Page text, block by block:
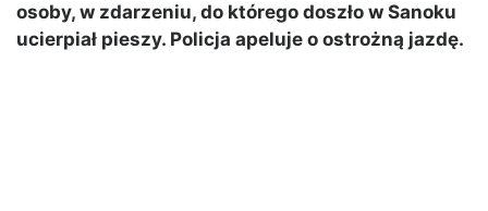
osoby, w zdarzeniu, do którego doszło w Sanoku
ucierpiał pieszy. Policja apeluje o ostrożną jazdę.